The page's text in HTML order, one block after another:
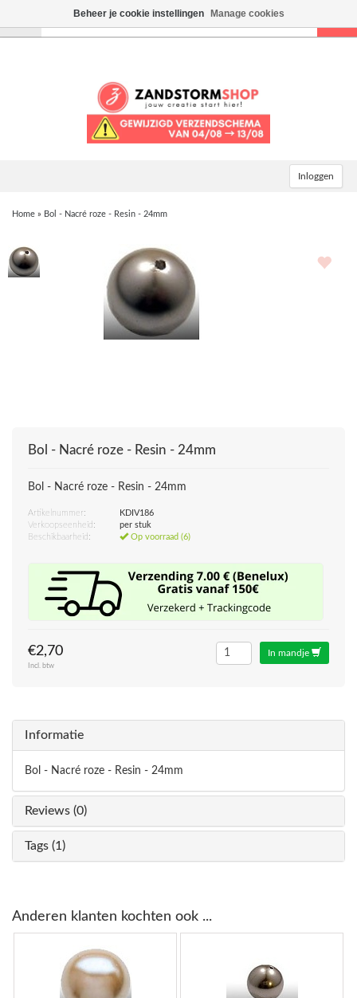
Inloggen
Home » Bol - Nacré roze - Resin - 24mm
Bol - Nacré roze - Resin - 24mm
Bol - Nacré roze - Resin - 24mm
Artikelnummer:
KDIV186
Verkoopseenheid:
per stuk
Beschikbaarheid:
Op voorraad (6)
€2,70
Incl. btw
In mandje
Informatie
Bol - Nacré roze - Resin - 24mm
Reviews (0)
Tags (1)
Anderen klanten kochten ook ...
Beheer je cookie instellingen Manage cookies